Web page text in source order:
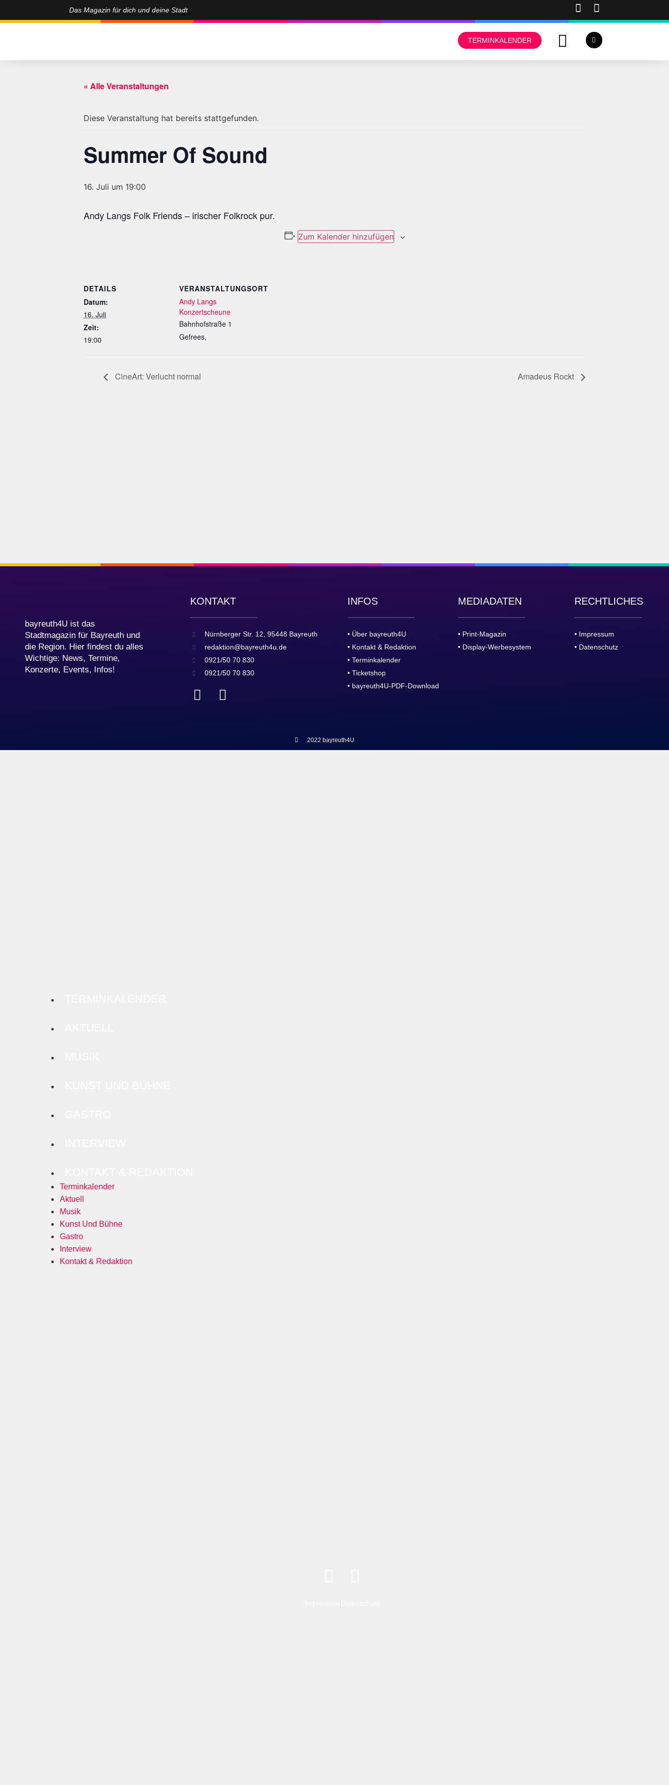
Das Magazin für dich und deine Stadt
TERMINKALENDER
« Alle Veranstaltungen
Diese Veranstaltung hat bereits stattgefunden.
Summer Of Sound
16. Juli um 19:00
Andy Langs Folk Friends – irischer Folkrock pur.
Zum Kalender hinzufügen
DETAILS
Datum:
16. Juli
Zeit:
19:00
VERANSTALTUNGSORT
Andy Langs
Konzertscheune
Bahnhofstraße 1
Gefrees,
CineArt: Verlucht normal Amadeus Rockt
bayreuth4U ist das
Stadtmagazin für Bayreuth und
die Region. Hier findest du alles
Wichtige: News, Termine,
Konzerte, Events, Infos!
KONTAKT
Nürnberger Str. 12, 95448 Bayreuth
redaktion@bayreuth4u.de
0921/50 70 830
0921/50 70 830
INFOS
• Über bayreuth4U
• Kontakt & Redaktion
• Terminkalender
• Ticketshop
• bayreuth4U-PDF-Download
MEDIADATEN
• Print-Magazin
• Display-Werbesystem
RECHTLICHES
• Impressum
• Datenschutz
2022 bayreuth4U
Terminkalender
Aktuell
Musik
Kunst Und Bühne
Gastro
Interview
Kontakt & Redaktion